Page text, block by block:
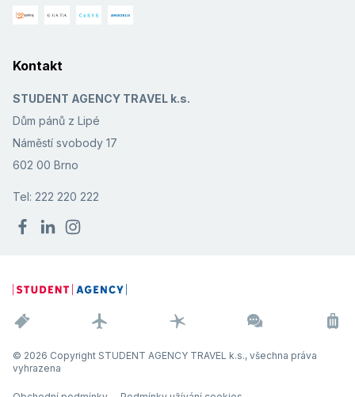
Kontakt
STUDENT AGENCY TRAVEL k.s.
Dům pánů z Lipé
Náměstí svobody 17
602 00 Brno
Tel: 222 220 222
© 2026 Copyright STUDENT AGENCY TRAVEL k.s., všechna práva
vyhrazena